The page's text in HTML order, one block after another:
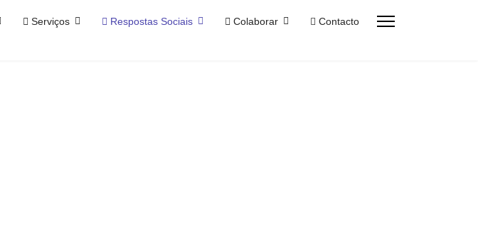
Serviços Respostas Sociais Colaborar Contacto